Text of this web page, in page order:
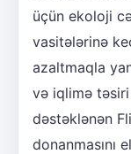
üçün ekoloji
vasitələrinə
azaltmaqla
və iqlimə
dəstəklənən
donanmasını